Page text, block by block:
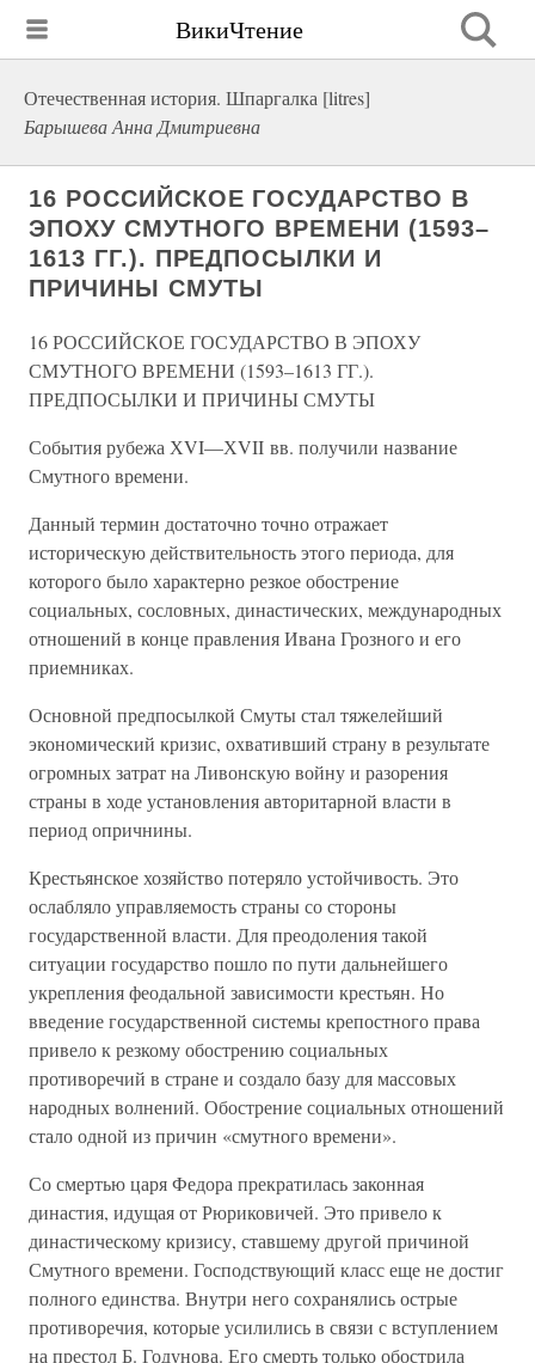
ВикиЧтение
Отечественная история. Шпаргалка [litres]
Барышева Анна Дмитриевна
16 РОССИЙСКОЕ ГОСУДАРСТВО В
ЭПОХУ СМУТНОГО ВРЕМЕНИ (1593–
1613 ГГ.). ПРЕДПОСЫЛКИ И
ПРИЧИНЫ СМУТЫ
16 РОССИЙСКОЕ ГОСУДАРСТВО В ЭПОХУ
СМУТНОГО ВРЕМЕНИ (1593–1613 ГГ.).
ПРЕДПОСЫЛКИ И ПРИЧИНЫ СМУТЫ
События рубежа ХVI—ХVII вв. получили название
Смутного времени.
Данный термин достаточно точно отражает
историческую действительность этого периода, для
которого было характерно резкое обострение
социальных, сословных, династических, международных
отношений в конце правления Ивана Грозного и его
приемниках.
Основной предпосылкой Смуты стал тяжелейший
экономический кризис, охвативший страну в результате
огромных затрат на Ливонскую войну и разорения
страны в ходе установления авторитарной власти в
период опричнины.
Крестьянское хозяйство потеряло устойчивость. Это
ослабляло управляемость страны со стороны
государственной власти. Для преодоления такой
ситуации государство пошло по пути дальнейшего
укрепления феодальной зависимости крестьян. Но
введение государственной системы крепостного права
привело к резкому обострению социальных
противоречий в стране и создало базу для массовых
народных волнений. Обострение социальных отношений
стало одной из причин «смутного времени».
Со смертью царя Федора прекратилась законная
династия, идущая от Рюриковичей. Это привело к
династическому кризису, ставшему другой причиной
Смутного времени. Господствующий класс еще не достиг
полного единства. Внутри него сохранялись острые
противоречия, которые усилились в связи с вступлением
на престол Б. Годунова. Его смерть только обострила